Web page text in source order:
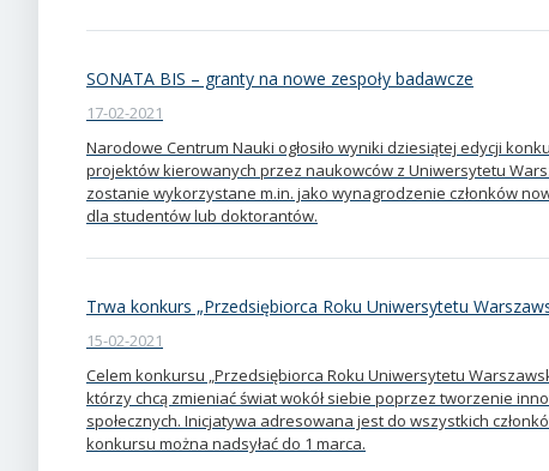
SONATA BIS – granty na nowe zespoły badawcze
17-02-2021
Narodowe Centrum Nauki ogłosiło wyniki dziesiątej edycji
projektów kierowanych przez naukowców z Uniwersytetu
zostanie wykorzystane m.in. jako wynagrodzenie członków
dla studentów lub doktorantów.
Trwa konkurs „Przedsiębiorca Roku Uniwersytetu
15-02-2021
Celem konkursu „Przedsiębiorca Roku Uniwersytetu
którzy chcą zmieniać świat wokół siebie poprzez tworzenie
społecznych. Inicjatywa adresowana jest do wszystkich
konkursu można nadsyłać do 1 marca.